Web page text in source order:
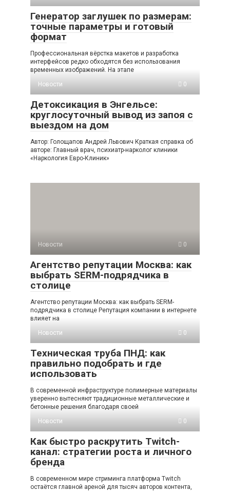
Генератор заглушек по размерам:
точные параметры и готовый
формат
Профессиональная вёрстка макетов и разработка
интерфейсов редко обходятся без использования
временных изображений. На этапе
Новости
0
Детоксикация в Энгельсе:
круглосуточный вывод из запоя с
выездом на дом
Автор: Голощапов Андрей Львович Краткая справка об
авторе: Главный врач, психиатр-нарколог клиники
«Наркология Евро-Клиник»
Новости 0
Агентство репутации Москва: как
выбрать SERM-подрядчика в
столице
Агентство репутации Москва: как выбрать SERM-
подрядчика в столице Репутация компании в интернете
влияет на
Новости
0
Техническая труба ПНД: как
правильно подобрать и где
использовать
В современной инфраструктуре полимерные материалы
уверенно вытесняют традиционные металлические и
бетонные решения благодаря своей
Новости
0
Как быстро раскрутить Twitch-
канал: стратегии роста и личного
бренда
В современном мире стриминга платформа Twitch
остаётся главной ареной для тысяч авторов контента,